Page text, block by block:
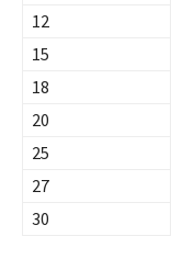
12
15
18
20
25
27
30